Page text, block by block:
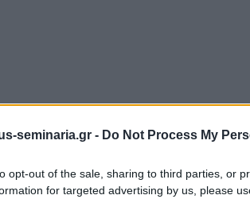
seminaria.gr - Do Not Process My
opt-out of the sale, sharing to third parties, or
for targeted advertising by us, please